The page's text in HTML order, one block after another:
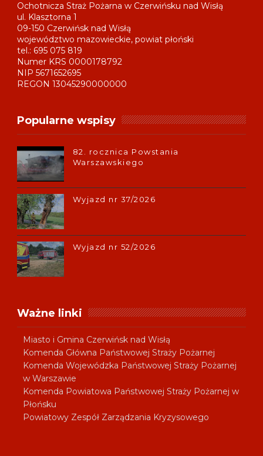
Ochotnicza Straż Pożarna w Czerwińsku nad Wisłą
ul. Klasztorna 1
09-150 Czerwińsk nad Wisłą
województwo mazowieckie, powiat płoński
tel.: 695 075 819
Numer KRS 0000178792
NIP 5671652695
REGON 13045290000000
Popularne wspisy
82. rocznica Powstania
Warszawskiego
Wyjazd nr 37/2026
Wyjazd nr 52/2026
Ważne linki
Miasto i Gmina Czerwińsk nad Wisłą
Komenda Główna Państwowej Straży Pożarnej
Komenda Wojewódzka Państwowej Straży Pożarnej
w Warszawie
Komenda Powiatowa Państwowej Straży Pożarnej w
Płońsku
Powiatowy Zespół Zarządzania Kryzysowego